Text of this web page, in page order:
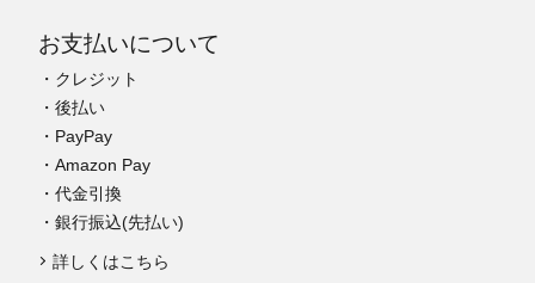
お支払いについて
・クレジット
・後払い
・PayPay
・Amazon Pay
・代金引換
・銀行振込(先払い)
詳しくはこちら